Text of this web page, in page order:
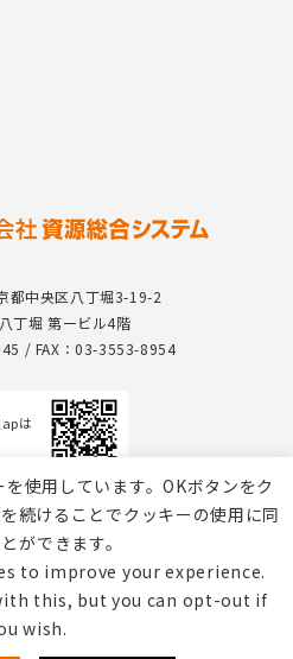
都中央区八丁堀3-19-2
丁堀 第一ビル4階
/ FAX：03-3553-8954
は
使用しています。OKボタンをク
続けることでクッキーの使用に同
ができます。
to improve your experience.
this, but you can opt-out if
wish.